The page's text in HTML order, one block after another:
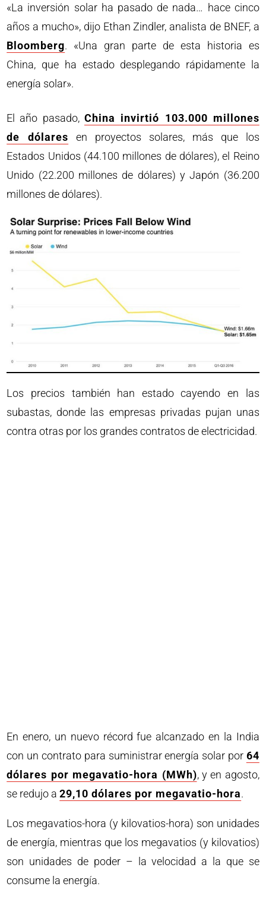
«La inversión solar ha pasado de nada… hace cinco
años a mucho», dijo Ethan Zindler, analista de BNEF, a
Bloomberg. «Una gran parte de esta historia es
China, que ha estado desplegando rápidamente la
energía solar».
El año pasado, China invirtió 103.000 millones
de dólares en proyectos solares, más que los
Estados Unidos (44.100 millones de dólares), el Reino
Unido (22.200 millones de dólares) y Japón (36.200
millones de dólares).
Los precios también han estado cayendo en las
subastas, donde las empresas privadas pujan unas
contra otras por los grandes contratos de electricidad.
En enero, un nuevo récord fue alcanzado en la India
con un contrato para suministrar energía solar por 64
dólares por megavatio-hora (MWh), y en agosto,
se redujo a29,10 dólares por megavatio-hora.
Los megavatios-hora (y kilovatios-hora) son unidades
de energía, mientras que los megavatios (y kilovatios)
son unidades de poder – la velocidad a la que se
consume la energía.